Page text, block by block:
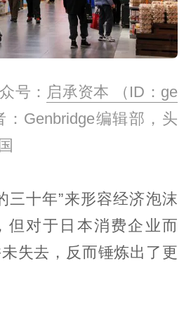
号： 启承资本 （ID：ge
：Genbridge编辑部，头
三十年”来形容经济泡沫
但对于日本消费企业而
失去，反而锤炼出了更